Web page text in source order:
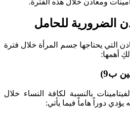
ومعادن خلال هذه الفترة.
الضرورية للحامل
التي يحتاجها جسم المرأة خلال فترة
أهمها:
بالنسبة لكافة النساء خلال
يؤدي دوراً هاماً فيما يأتي: